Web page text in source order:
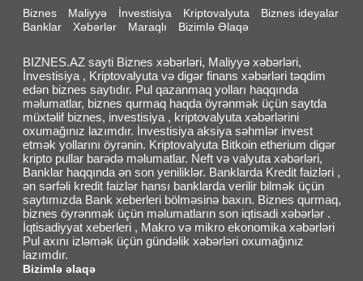
Biznes Maliyyə İnvestisiya Kriptovalyuta
Biznes ideyalar
Banklar
Xəbərlər Maraqlı Bizimlə Əlaqə
BIZNES.AZ sayti Biznes xəbərləri, Maliyyə xəbərləri,
İnvestisiya , Kriptovalyuta və digər finans xəbərləri təqdim
edən biznes saytıdır. Pul qazanmaq yolları haqqında
məlumatlar, biznes qurmaq haqda öyrənmək üçün saytda
müxtəlif biznes, investisiya , kriptovalyuta xəbərlərini
oxumağınız lazımdır. İnvestisiya aksiya səhmlər invest
etmək yollarını öyrənin. Kriptovalyuta Bitkoin etherium digər
kripto pullar barədə məlumatlar. Neft və valyuta xəbərləri,
Banklar haqqında ən son yeniliklər. Banklarda Kredit faizləri ,
ən sərfəli kredit faizlər hansı banklarda verilir bilmək üçün
saytımızda Bank xeberleri bölməsinə baxın. Biznes qurmaq,
biznes öyrənmək üçün məlumatların son iqtisadi xəbərlər .
İqtisadiyyat xeberleri , Makro və mikro ekonomika xəbərləri
Pul axını izləmək üçün gündəlik xəbərləri oxumağınız
lazımdır.
Bizimlə əlaqə